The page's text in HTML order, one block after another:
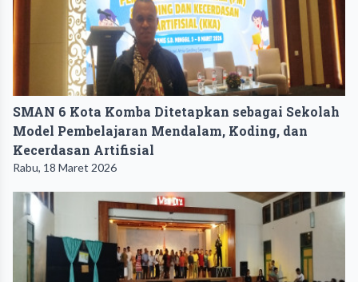
SMAN 6 Kota Komba Ditetapkan sebagai Sekolah
Model Pembelajaran Mendalam, Koding, dan
Kecerdasan Artifisial
Rabu, 18 Maret 2026